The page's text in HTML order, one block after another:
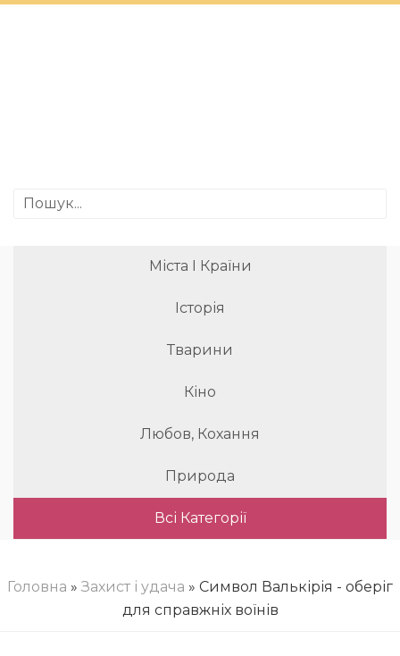
Міста І Країни
Історія
Тварини
Кіно
Любов, Кохання
Природа
Всі Категорії
Головна » Захист і удача » Символ Валькірія - оберіг
для справжніх воїнів